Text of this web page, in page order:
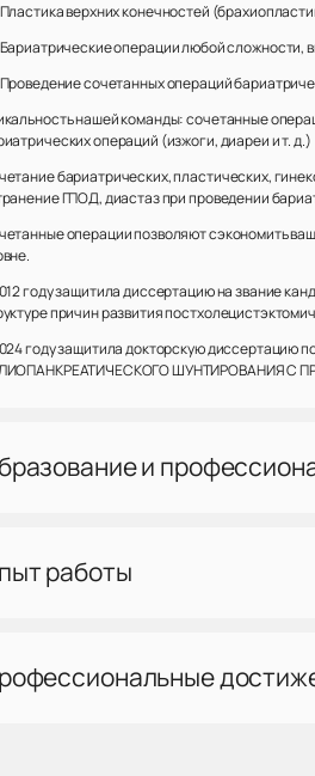
Пластика верхних конечностей
Бариатрические операции любой сложности,
Проведение сочетанных операций
нашей команды: сочетанные
операций (изжоги, диареи и т. д.)
бариатрических, пластических,
ГПОД, диастаз при проведении
операции позволяют сэкономить
году защитила диссертацию на звание
причин развития
году защитила докторскую
ШУНТИРОВАНИЯ С
и
работы